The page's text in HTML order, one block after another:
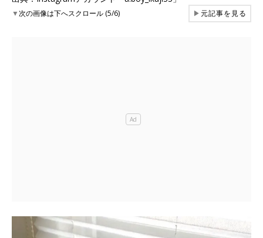
▼次の画像は下へスクロール (5/6) ▶元記事を見る